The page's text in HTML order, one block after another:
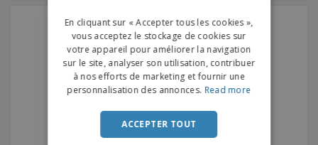
Lotion solaire 30ml
DUTCH
PORTUGUESE
SPANISH
ITALIAN
En cliquant sur « Accepter tous les cookies »,
vous acceptez le stockage de cookies sur
votre appareil pour améliorer la navigation
sur le site, analyser son utilisation, contribuer
à nos efforts de marketing et fournir une
personnalisation des annonces. Read more
ACCEPTER TOUT